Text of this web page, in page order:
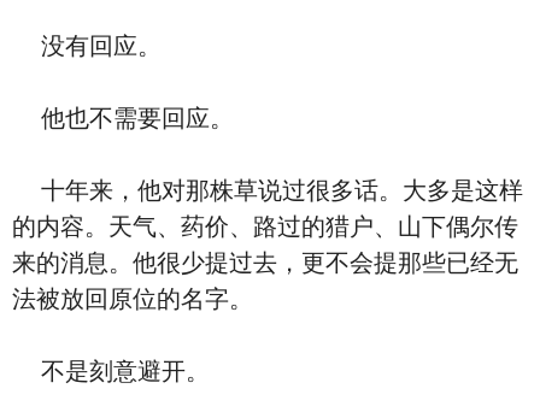
没有回应。
他也不需要回应。
十年来，他对那株草说过很多话。大多是这样
的内容。天气、药价、路过的猎户、山下偶尔传
来的消息。他很少提过去，更不会提那些已经无
法被放回原位的名字。
不是刻意避开。